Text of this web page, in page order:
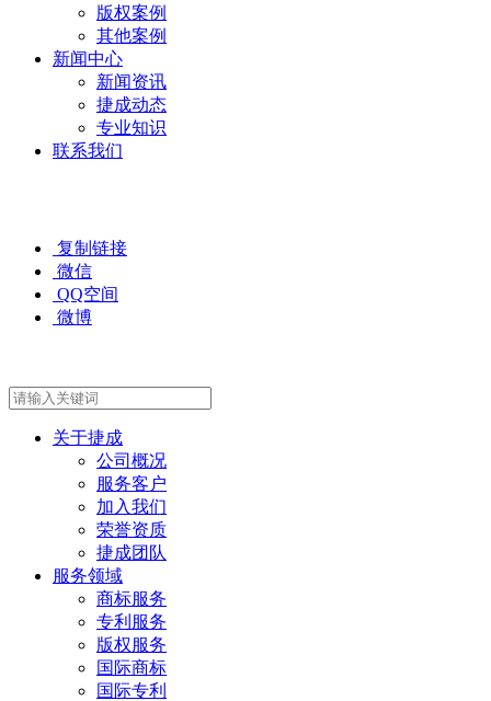
版权案例
其他案例
新闻中心
新闻资讯
捷成动态
专业知识
联系我们
复制链接
微信
QQ空间
微博
关于捷成
公司概况
服务客户
加入我们
荣誉资质
捷成团队
服务领域
商标服务
专利服务
版权服务
国际商标
国际专利